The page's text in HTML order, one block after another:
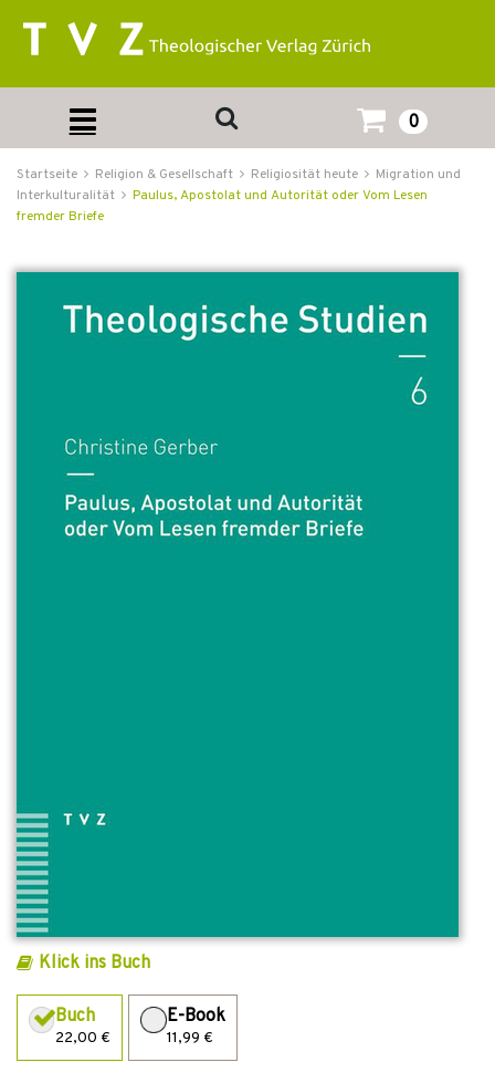
0
Startseite Religion & Gesellschaft Religiosität heute
Migration und
Interkulturalität
Paulus, Apostolat und Autorität oder Vom Lesen
fremder Briefe
Klick ins Buch
Buch
22,00 €
E-Book
11,99 €